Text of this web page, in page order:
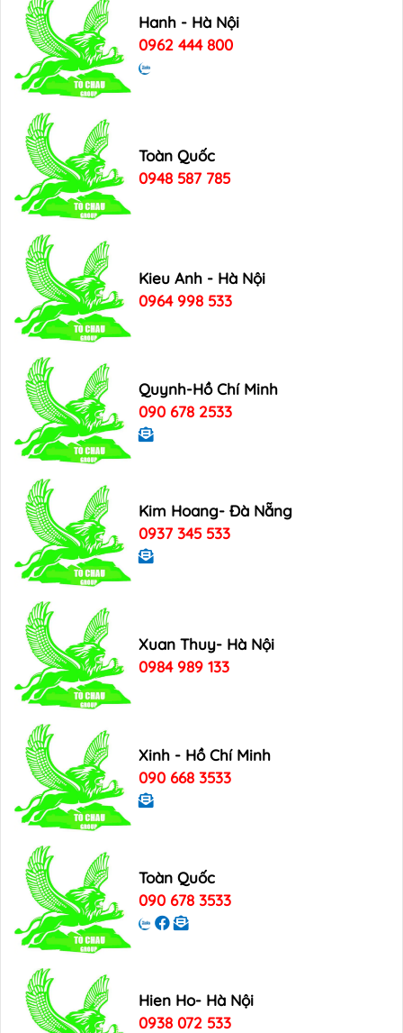
Hanh - Hà Nội
0962 444 800
Toàn Quốc
0948 587 785
Kieu Anh - Hà Nội
0964 998 533
Quynh-Hồ Chí Minh
090 678 2533
Kim Hoang- Đà Nẵng
0937 345 533
Xuan Thuy- Hà Nội
0984 989 133
Xinh - Hồ Chí Minh
090 668 3533
Toàn Quốc
090 678 3533
Hien Ho- Hà Nội
0938 072 533